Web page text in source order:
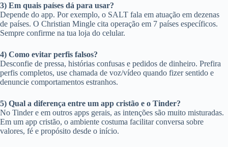
3) Em quais países dá para usar?
Depende do app. Por exemplo, o SALT fala em atuação em dezenas
de países. O Christian Mingle cita operação em 7 países específicos.
Sempre confirme na tua loja do celular.
4) Como evitar perfis falsos?
Desconfie de pressa, histórias confusas e pedidos de dinheiro. Prefira
perfis completos, use chamada de voz/vídeo quando fizer sentido e
denuncie comportamentos estranhos.
5) Qual a diferença entre um app cristão e o Tinder?
No Tinder e em outros apps gerais, as intenções são muito misturadas.
Em um app cristão, o ambiente costuma facilitar conversa sobre
valores, fé e propósito desde o início.